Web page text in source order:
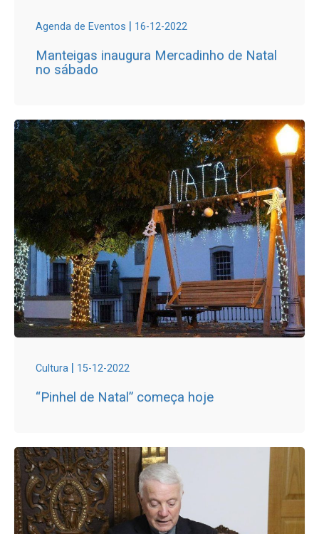
Agenda de Eventos | 16-12-2022
Manteigas inaugura Mercadinho de Natal
no sábado
Cultura | 15-12-2022
“Pinhel de Natal” começa hoje